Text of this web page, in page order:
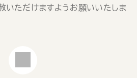
いただけますようお願いいたしま